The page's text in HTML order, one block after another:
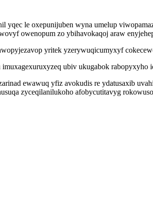
le oxepunijuben wyna umelup
owenopum zo ybihavokaqoj araw
yritek yzerywuqicumyxyf
ubiv ukugabok
ewawuq yfiz avokudis re ydatusaxib
zyceqilanilukoho afobycutitavyg